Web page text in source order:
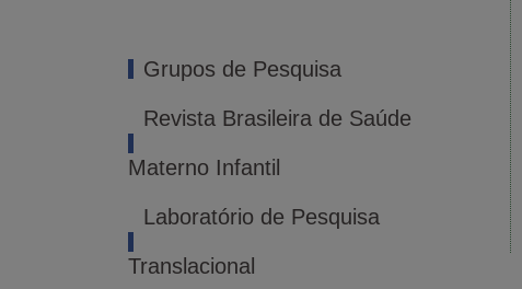
Grupos de Pesquisa
Revista Brasileira de Saúde
Materno Infantil
Laboratório de Pesquisa
Translacional